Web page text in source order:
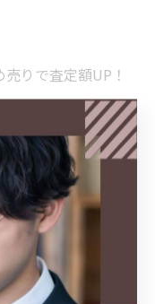
りで査定額UP！